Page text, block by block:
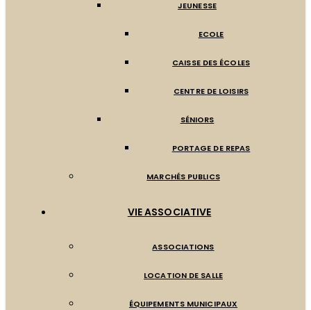
JEUNESSE
ECOLE
CAISSE DES ÉCOLES
CENTRE DE LOISIRS
SÉNIORS
PORTAGE DE REPAS
MARCHÉS PUBLICS
VIE ASSOCIATIVE
ASSOCIATIONS
LOCATION DE SALLE
ÉQUIPEMENTS MUNICIPAUX